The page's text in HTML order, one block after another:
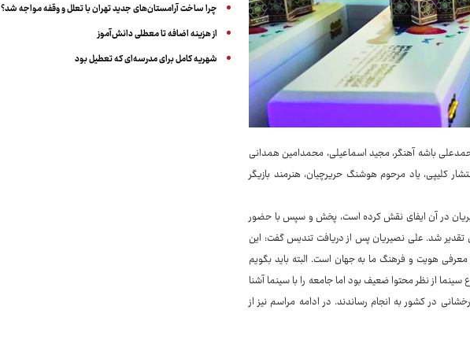
باشه آهنگر، مجید اسماعیلی، محمدامین همدانی
کلیپی، یاد مرحوم هوشنگ حریرچیان، هنرمند بازیگر
در آن ایفای نقش کرده است، پخش و سپس با حضور
تقدیر شد. علی نصیریان پس از دریافت تندیس گفت: این
معرفی هویت و فرهنگ ما به جهان است. البته باید بگویم
از نظر محتوا ضعیف بود اما جامعه را با سینما آشنا
کارهای درخشانی در کشور به انجام رساندند. در ادامه مراسم نیز از
چرا ساخت آرامستان‌های جدید تهران با تعلل و وقفه مواجه شد؟
از هزینه اضافه تا معطلی دانش‌آموز
شهریه کامل برای مدرسه‌ای که تعطیل بود